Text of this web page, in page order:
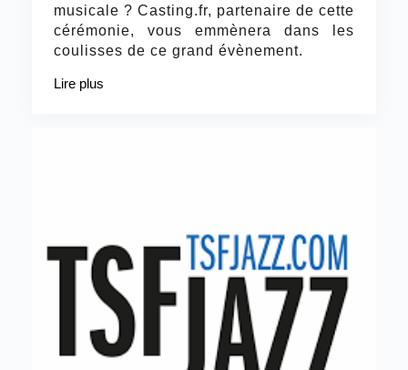
musicale ? Casting.fr, partenaire de cette
cérémonie, vous emmènera dans les
coulisses de ce grand évènement.
Lire plus